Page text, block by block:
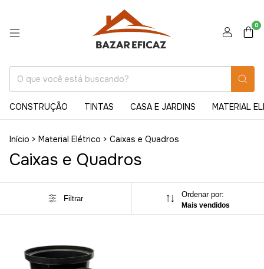
0
CONSTRUÇÃO TINTAS CASA E JARDINS MATERIAL
Início > Material Elétrico > Caixas e Quadros
Caixas e Quadros
Filtrar Ordenar por:
Mais vendidos